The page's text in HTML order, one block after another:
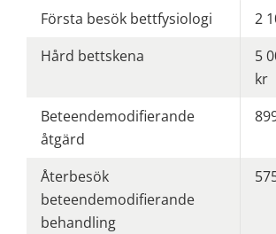
Första besök bettfysiologi
2
Hård bettskena
5
kr
Beteendemodifierande
åtgärd
Återbesök
beteendemodifierande
behandling